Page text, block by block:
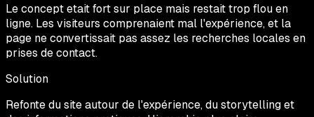
Le concept etait fort sur place mais restait trop flou en
ligne. Les visiteurs comprenaient mal l'expérience, et la
page ne convertissait pas assez les recherches locales en
prises de contact.
Solution
Refonte du site autour de l'expérience, du storytelling et